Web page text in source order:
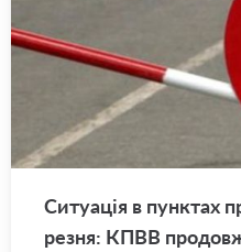
Си­ту­а­ція в пун­ктах
ре­зня: КПВВ